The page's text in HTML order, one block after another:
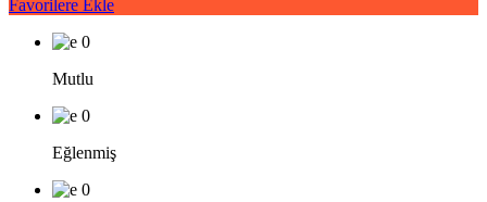
Favorilere Ekle
0
Mutlu
0
Eğlenmiş
0